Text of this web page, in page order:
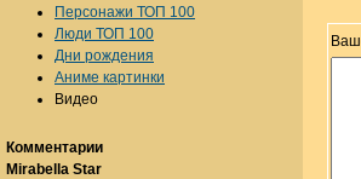
Персонажи ТОП 100
Люди ТОП 100
Дни рождения
Аниме картинки
Видео
Комментарии
Mirabella Star